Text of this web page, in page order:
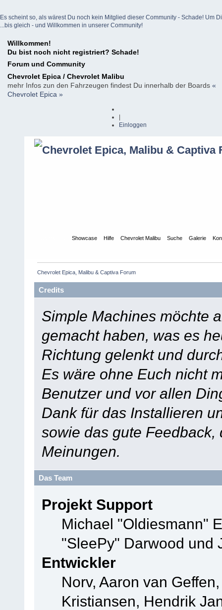
Es scheint so, als wärest Du noch kein Mitglied dieser Community - Schade! Um
...bis gleich - und Willkommen in unserer Community!
Willkommen!
Du bist noch nicht registriert? Schade!
Forum und Community
Chevrolet Epica / Chevrolet Malibu
mehr Infos zun den Fahrzeugen findest Du innerhalb der Boards «
Chevrolet Epica »
Einloggen
Showcase Hilfe Chevrolet Malibu Suche Galerie
Chevrolet Epica, Malibu & Captiva Forum
Credits
Simple Machines möchte
gemacht haben, was es
Richtung gelenkt und
Es wäre ohne Euch nicht
Benutzer und vor allen
Dank für das Installieren
sowie das gute
Meinungen.
Das Team
Projekt Support
Michael "Oldiesmann"
"SleePy" Darwood und
Entwickler
Norv, Aaron van
Kristiansen, Hendrik